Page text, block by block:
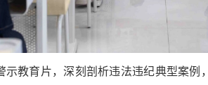
示教育片，深刻剖析违法违纪典型案